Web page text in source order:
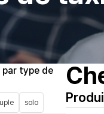
type de
solo